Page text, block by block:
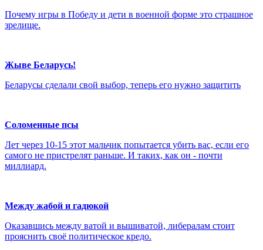
Почему игры в Победу и дети в военной форме это страшное
зрелище.
Жыве Беларусь!
Беларусы сделали свой выбор, теперь его нужно защитить
Соломенные псы
Лет через 10-15 этот мальчик попытается убить вас, если его
самого не пристрелят раньше. И таких, как он - почти
миллиард.
Между жабой и гадюкой
Оказавшись между ватой и вышиватой, либералам стоит
прояснить своё политическое кредо.